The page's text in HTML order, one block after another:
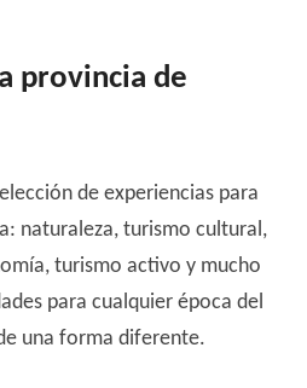
provincia de
de experiencias para
naturaleza, turismo cultural,
turismo activo y mucho
para cualquier época del
una forma diferente.